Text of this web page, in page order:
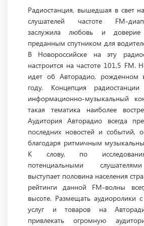
Радиостанция, вышедшая в свет
слушателей частоте FM-
заслужила любовь и доверие
преданным спутником для
В Новороссийске на эту
настроится на частоте 101,5 FM.
идет об Авторадио, рожденном
году. Концепция
информационно-музыкальный
такая тематика наиболее
Аудитория Авторадио всегда
последних новостей и событий,
благодаря ритмичным
К слову, по
потенциальными
выступает половина населения
рейтинги данной FM-волны
высоте. Размещать аудиоролики
услуг и товаров на
привлекать огромную